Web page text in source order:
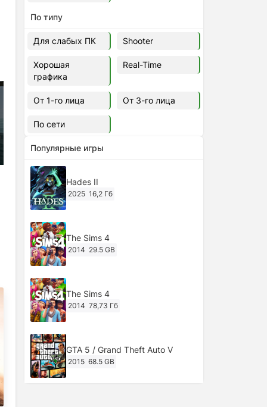
По типу
Для слабых ПК Shooter
Хорошая
графика
Real-Time
От 1-го лица От 3-го лица
По сети
Популярные игры
Hades II
2025 16,2 Гб
The Sims 4
2014 29.5 GB
The Sims 4
2014 78,73 Гб
GTA 5 / Grand Theft Auto V
2015 68.5 GB